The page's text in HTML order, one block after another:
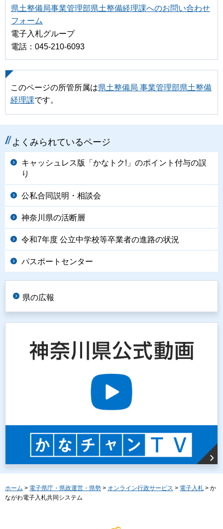
県土整備局事業管理部県土整備経理課へのお問い合わせ
フォーム
電子入札グループ
電話：045-210-6093
このページの所管所属は県土整備局 事業管理部県土整備
経理課です。
よくみられているページ
キャッシュレス版「かなトク!」のポイント付与の誤
り
公私合同説明・相談会
神奈川県の活断層
令和7年度 公立中学校等卒業者の進路の状況
パスポートセンター
県の広報
ホーム > 電子県庁・県政運営・県勢 > オンライン行政サービス > 電子入札 > か
ながわ電子入札共同システム